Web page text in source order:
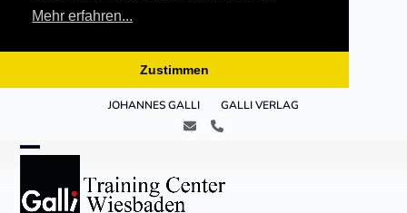
Mehr erfahren...
Zustimmen
JOHANNES GALLI GALLI VERLAG
E- Telefon
mobile
mobile